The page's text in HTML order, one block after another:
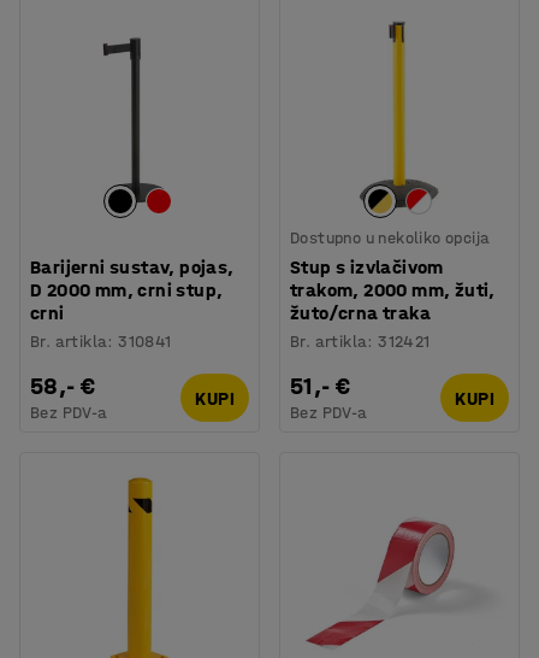
Barijerni sustav, pojas,
D 2000 mm, crni stup,
crni
Br. artikla:310841
58,- €
Bez PDV-a
KUPI
Dostupno u nekoliko opcija
Stup s izvlačivom
trakom, 2000 mm, žuti,
žuto/crna traka
Br. artikla:312421
51,- €
Bez PDV-a
KUPI